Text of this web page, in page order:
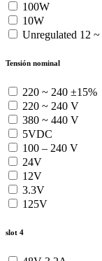
100W
10W
Unregulated 12
Tensión nominal
220 ~ 240 ±15%
220 ~ 240 V
380 ~ 440 V
5VDC
100 – 240 V
24V
12V
3.3V
125V
slot 4